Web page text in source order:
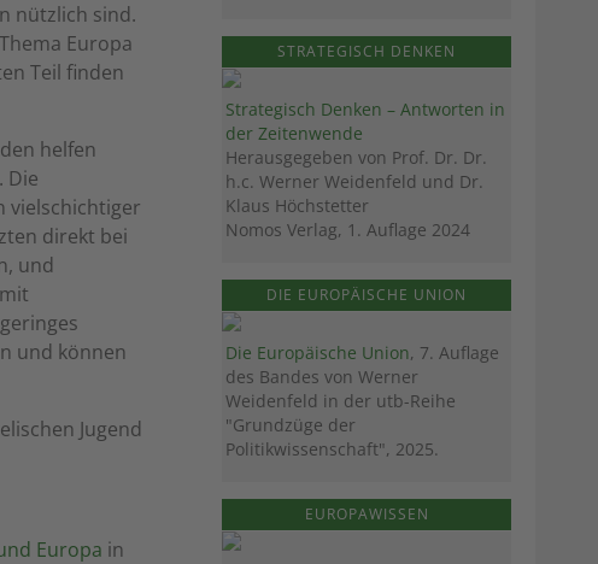
nützlich sind.
Europa
Teil finden
helfen
Die
vielschichtiger
direkt bei
und
und können
Jugend
Europa in
STRATEGISCH DENKEN
Strategisch Denken – Antworten in
der Zeitenwende
Herausgegeben von Prof. Dr. Dr.
h.c. Werner Weidenfeld und Dr.
Klaus Höchstetter
Nomos Verlag, 1. Auflage 2024
DIE EUROPÄISCHE UNION
Die Europäische Union, 7. Auflage
des Bandes von Werner
Weidenfeld in der utb-Reihe
"Grundzüge der
Politikwissenschaft", 2025.
EUROPAWISSEN